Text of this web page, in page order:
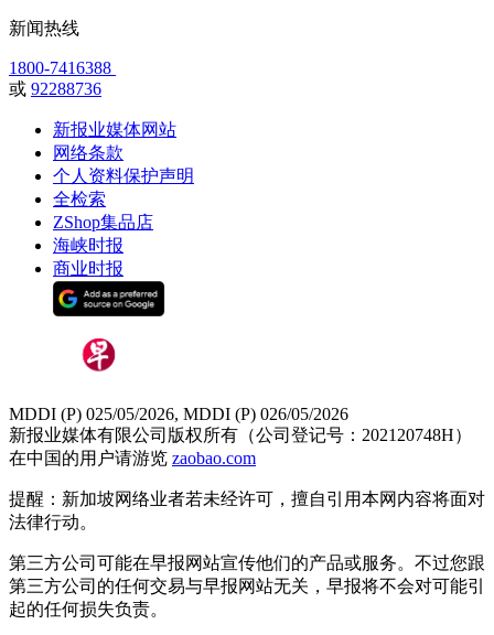
新闻热线
1800-7416388
或 92288736
新报业媒体网站
网络条款
个人资料保护声明
全检索
ZShop集品店
海峡时报
商业时报
MDDI (P) 025/05/2026, MDDI (P) 026/05/2026
新报业媒体有限公司版权所有（公司登记号：202120748H）
在中国的用户请游览 zaobao.com
提醒：新加坡网络业者若未经许可，擅自引用本网内容将面对
法律行动。
第三方公司可能在早报网站宣传他们的产品或服务。不过您跟
第三方公司的任何交易与早报网站无关，早报将不会对可能引
起的任何损失负责。